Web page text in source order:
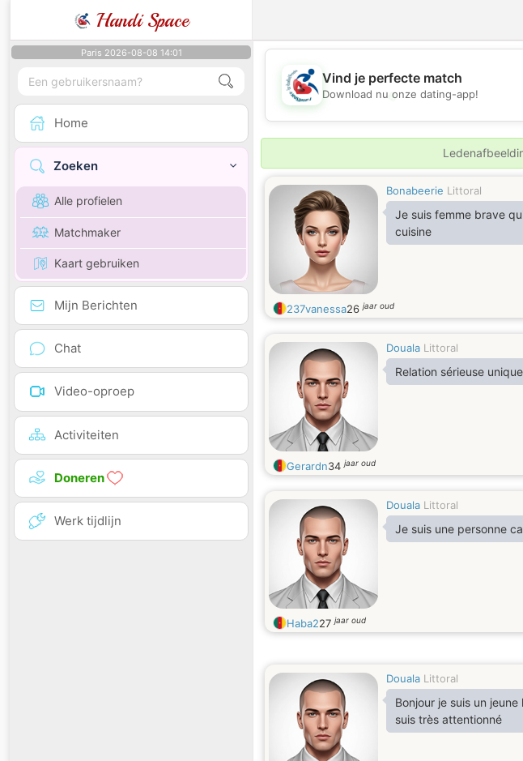
Handi Space
Paris 2026-08-08 14:01
Home
Zoeken
Alle profielen
Matchmaker
Kaart gebruiken
Mijn Berichten
Chat
Video-oproep
Activiteiten
Doneren
Werk tijdlijn
💖
Vind je perfecte match
Download nu onze dating-app!
Bonabeerie Littoral
Je suis femme brave
cuisine
237vanessa26jaar oud
Douala Littoral
Relation sérieuse
Gerardn34jaar oud
Douala Littoral
Je suis une personne
Haba227jaar oud
Douala Littoral
Bonjour je suis un
suis très attentionné